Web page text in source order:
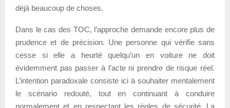
déjà beaucoup de choses.
Dans le cas des TOC, l’approche demande encore plus de
prudence et de précision. Une personne qui vérifie sans
cesse si elle a heurté quelqu’un en voiture ne doit
évidemment pas passer à l’acte ni prendre de risque réel.
L’intention paradoxale consiste ici à souhaiter mentalement
le scénario redouté, tout en continuant à conduire
normalement et en respectant les règles de sécurité. La